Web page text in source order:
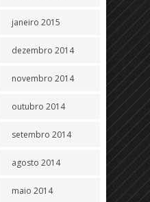
janeiro 2015
dezembro 2014
novembro 2014
outubro 2014
setembro 2014
agosto 2014
maio 2014